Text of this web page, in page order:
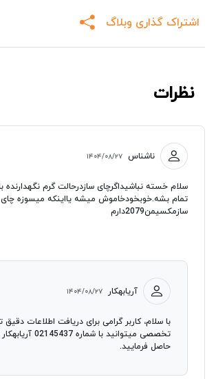
اشتراک گذاری وبلاگ
نظرات
ناشناس ۱۴۰۴/۰۸/۲۷
سلام خسته نباشیداگرچای سازدرحالت گرم
تمام بشه.خوبخودخاموش میشه یااینکه میسوزه چای
سازمکسیمن2079دارم
آریابهکار ۱۴۰۴/۰۸/۲۷
با سلام، کاربر گرامی برای دریافت اطلاعات دقیق
تخصصی میتوانید با شماره
حاصل فرمایید.